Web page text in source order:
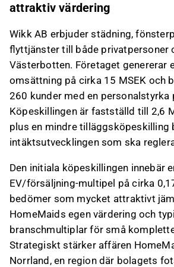
attraktiv värdering
Wikk AB erbjuder städning,
flyttjänster till både privatpersoner
Västerbotten. Företaget genererar
omsättning på cirka 15 MSEK och
260 kunder med en personalstyrka
Köpeskillingen är fastställd till 2,6
plus en mindre tilläggsköpeskilling
intäktsutvecklingen som ska
Den initiala köpeskillingen innebär
EV/försäljning-multipel på cirka
bedömer som mycket attraktivt
HomeMaids egen värdering och
branschmultiplar för små
Strategiskt stärker affären
Norrland, en region där bolagets